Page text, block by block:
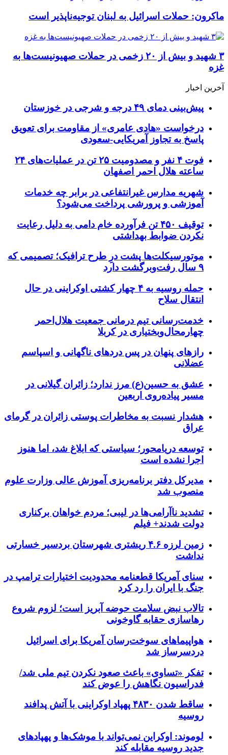
ماکرون: حملات اسرائیل به لبنان توجیه‌ناپذیر است
۳ شهید و بیش از ۲۰ زخمی در حملات صهیونیست‌‎ها به
غزه
آخرین اخبار
پیش‌بینی دمای ۴۹ درجه و شرجی در خوزستان
درخواست «هادی عامری» از مقاومت برای تعویق
پاسخ به تجاوز آمریکایی-سعودی
فوت ۴ نفر و مصدومیت ۲۵ تن در عملیات‌های ۲۴
ساعته هلال احمر اصفهان
شهریه مدارس غیرانتفاعی در برابر چه خدمات
آموزشی و پرورشی پرداخت می‌شود؟
توقیف ۴۵۰ تن فرآورده خام دامی به دلیل رعایت
نکردن ضوابط بهداشتی
موتورسیکلت‌ها پشت درِ طرح ترافیک؛ تصمیمی که
۹ سال رفت‌وبرگشت دارد
حمله روسیه به ۴ چهار کشتی اوکراینی در حال
انتقال سلاح
خدمت‌رسانی تیم درمانی جمعیت هلال‌احمر
چهارمحال‌وبختیاری در کربلا
رازهای پنهان در پس دردهای ناگهانی و اسپاسم
عضلانی
عشق به حسین(ع) مرز ندارد؛ زائران گیلانی در
مسیر پیاده‌روی اربعین
هشدار نسبت به مخاطرات پوستی زائران در گرمای
عراق
توسعه دریامحور؛ سیاستی که ابلاغ شد، اما هنوز
اجرا نشده است
مدیرکل دفتر برنامه‌ریزی آموزش عالی وزارت علوم
منصوب شد
تشدید ناآرامی‌ها در لیبی؛ مردم خواهان برکناری
دولت شدند+ فیلم
زمین لرزه ۴.۶ ریشتری شهرستان بردسیر خسارتی
نداشت
سنای آمریکا قطعنامه محدودیت اختیارات ترامپ در
جنگ با ایران را رد کرد
تالاب نبض سلامت حوضه آبریز است؛ لزوم شروع
رهاسازی حقابه گاوخونی
هواپیماهای سوخت‌رسان آمریکا برای اسرائیل
دردسرساز شد
تفکر «تساوی» باعث صعود نکردن تیم ملی شد/
فدراسیون نگاهش را عوض کند
ساقط شدن ۴۸۳۰ پهپاد اوکراینی با آتش پدافند
روسیه
لوموند: اوکراین نمی‌تواند با موشک‌ها و پهپادهای
جدید روسیه مقابله کند